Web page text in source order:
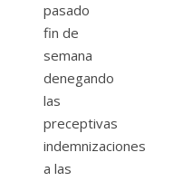
pasado
fin de
semana
denegando
las
preceptivas
indemnizaciones
a las